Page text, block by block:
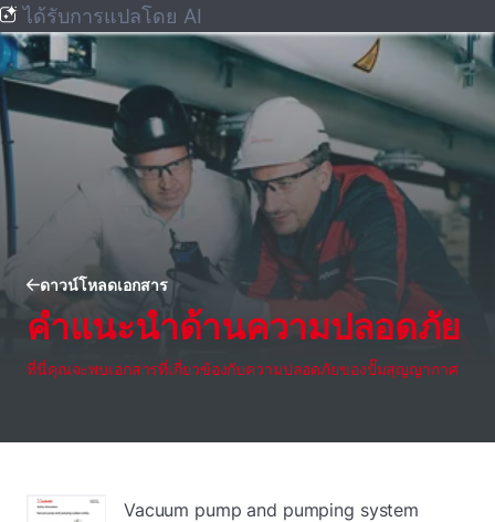
ได้รับการแปลโดย AI
ดาวน์โหลดเอกสาร
คำแนะนำด้านความปลอดภัย
ที่นี่คุณจะพบเอกสารที่เกี่ยวข้องกับความปลอดภัยของปั๊มสุญญากาศ
Vacuum pump and pumping system